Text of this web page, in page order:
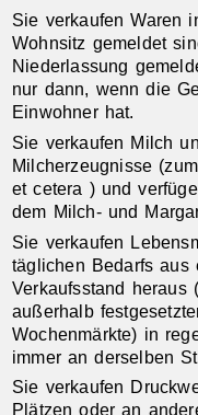
Sie verkaufen Waren
Wohnsitz gemeldet
Niederlassung
nur dann, wenn die
Einwohner hat.
Sie verkaufen Milch
Milcherzeugnisse
et cetera ) und
dem Milch- und
Sie verkaufen
täglichen Bedarfs aus
Verkaufsstand heraus
außerhalb
Wochenmärkte) in
immer an derselben
Sie verkaufen
Plätzen oder an